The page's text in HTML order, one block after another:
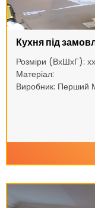
Кухня під
Розміри (ВхШхГ):
Матеріал:
Виробник: Перший